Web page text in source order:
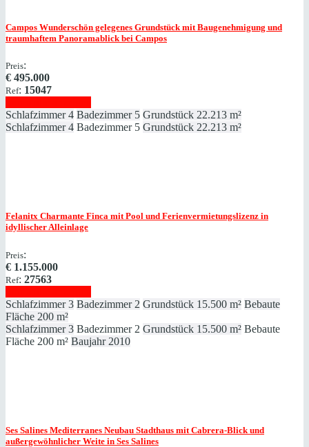
Campos Wunderschön gelegenes Grundstück mit Baugenehmigung und
traumhaftem Panoramablick bei Campos
Preis:
€ 495.000
Ref: 15047
Schlafzimmer 4 Badezimmer 5 Grundstück 22.213 m²
Schlafzimmer 4 Badezimmer 5 Grundstück 22.213 m²
Felanitx Charmante Finca mit Pool und Ferienvermietungslizenz in
idyllischer Alleinlage
Preis:
€ 1.155.000
Ref: 27563
Schlafzimmer 3 Badezimmer 2 Grundstück 15.500 m² Bebaute
Fläche 200 m²
Schlafzimmer 3 Badezimmer 2 Grundstück 15.500 m² Bebaute
Fläche 200 m² Baujahr 2010
Ses Salines Mediterranes Neubau Stadthaus mit Cabrera-Blick und
außergewöhnlicher Weite in Ses Salines